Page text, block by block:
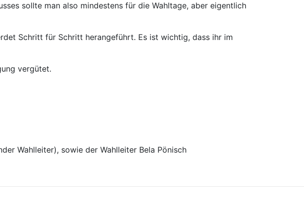
sollte man also mindestens für die Wahltage, aber eigentlich
Schritt für Schritt herangeführt. Es ist wichtig, dass ihr im
vergütet.
Wahlleiter), sowie der Wahlleiter Bela Pönisch